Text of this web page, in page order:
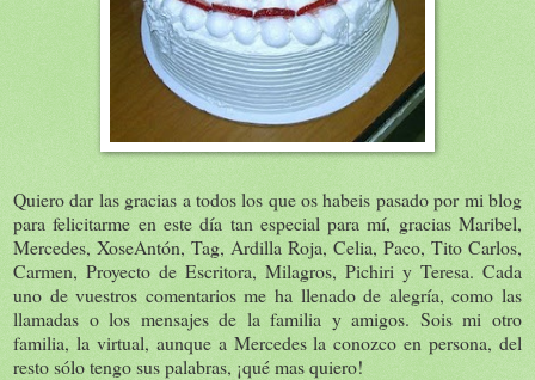
Quiero dar las gracias a todos los que os habeis pasado por mi blog
para felicitarme en este día tan especial para mí, gracias Maribel,
Mercedes, XoseAntón, Tag, Ardilla Roja, Celia, Paco, Tito Carlos,
Carmen, Proyecto de Escritora, Milagros, Pichiri y Teresa. Cada
uno de vuestros comentarios me ha llenado de alegría, como las
llamadas o los mensajes de la familia y amigos. Sois mi otro
familia, la virtual, aunque a Mercedes la conozco en persona, del
resto sólo tengo sus palabras, ¡qué mas quiero!